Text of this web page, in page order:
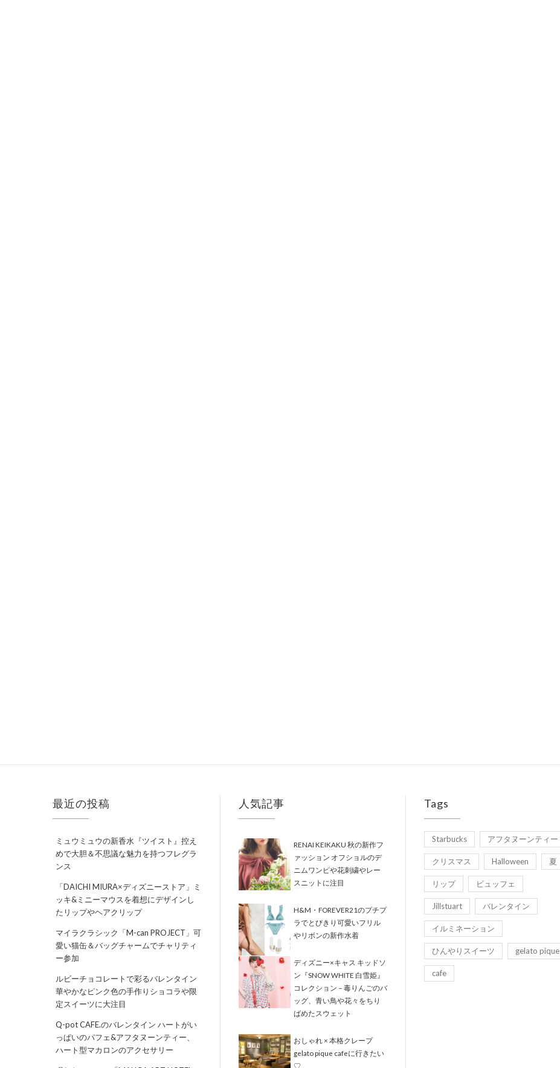
最近の投稿
ミュウミュウの新香水『ツイスト』控え
めで大胆＆不思議な魅力を持つフレグラ
ンス
「DAICHI MIURA×ディズニーストア」ミ
ッキ&ミニーマウスを着想にデザインし
たリップやヘアクリップ
マイラクラシック「M-can PROJECT」可
愛い猫缶＆バッグチャームでチャリティ
ー参加
ルビーチョコレートで彩るバレンタイン
華やかなピンク色の手作りショコラや限
定スイーツに大注目
Q-pot CAFE.のバレンタイン ハートがい
っぱいのパフェ&アフタヌーンティー、
ハート型マカロンのアクセサリー
人気記事
RENAI KEIKAKU 秋の新作フ
ァッション オフショルのデ
ニムワンピや花刺繍やレー
スニットに注目
H&M・FOREVER21のプチプ
ラでとびきり可愛いフリル
やリボンの新作水着
ディズニー×キャス キッドソ
ン『SNOW WHITE 白雪姫』
コレクション – 毒りんごのバ
ッグ、青い鳥や花々をちり
ばめたスウェット
おしゃれ × 本格クレープ
gelato pique cafeに行きたい
♡
Tags
Starbucks アフタヌーンティー
クリスマス Halloween 夏
リップ ビュッフェ
Jillstuart バレンタイン
イルミネーション
ひんやりスイーツ gelato pique
cafe